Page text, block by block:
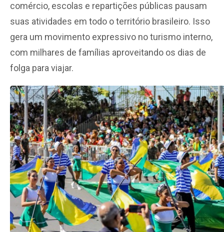
comércio, escolas e repartições públicas pausam
suas atividades em todo o território brasileiro. Isso
gera um movimento expressivo no turismo interno,
com milhares de famílias aproveitando os dias de
folga para viajar.